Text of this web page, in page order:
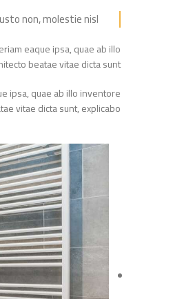
non, molestie nisl.
eaque ipsa, quae ab illo
beatae vitae dicta sunt.
ipsa, quae ab illo inventore
vitae dicta sunt, explicabo.